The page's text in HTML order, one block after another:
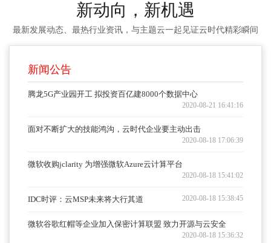
新动向，新机遇
最新发展动态、最热行业资讯，与主题云一起见证云时代精彩瞬间
新闻公告
腾龙5G产业园开工 拟投资百亿建8000个数据中心
2020-08-21 16:41:16
面对不断扩大的技能鸿沟，云时代企业要主动出击
2020-08-18 17:06:39
微软收购jclarity 为增强微软Azure云计算平台
2020-08-18 15:41:02
IDC时评：云MSP未来将大行其道 2020-08-18 15:38:45
微软谷歌红帽等企业加入保密计算联盟 致力开源与云安全
2020-08-18 15:36:32